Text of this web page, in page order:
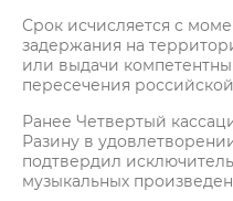
Срок исчисляется с
задержания на
или выдачи
пересечения
Ранее Четвертый
Разину в
подтвердил
музыкальных